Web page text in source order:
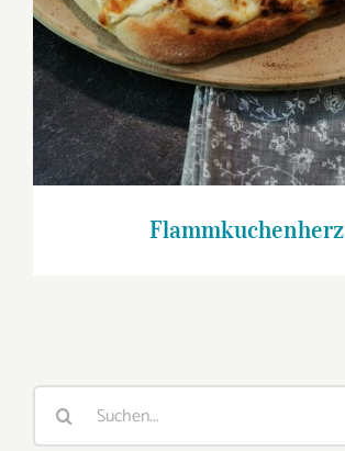
Flammkuchenherz
Suche
nach: